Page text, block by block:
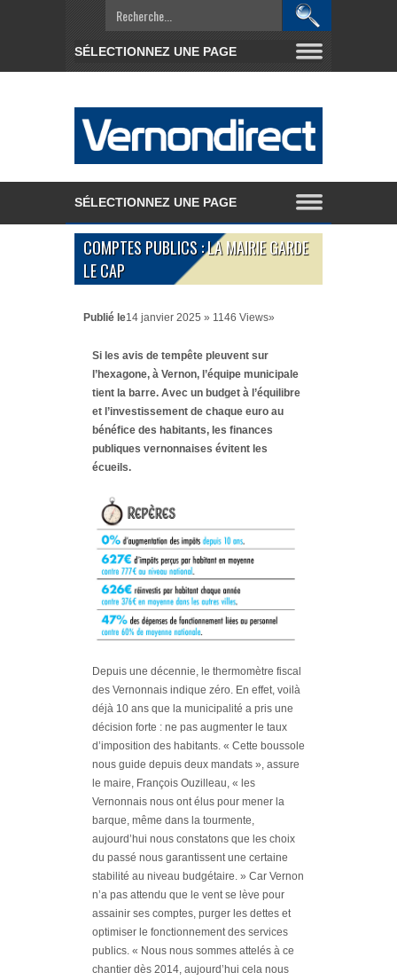
COMPTES PUBLICS : LA MAIRIE GARDE
LE CAP
Publié le14 janvier 2025 » 1146 Views»
Si les avis de tempête pleuvent sur
l’hexagone, à Vernon, l’équipe municipale
tient la barre. Avec un budget à l’équilibre
et l’investissement de chaque euro au
bénéfice des habitants, les finances
publiques vernonnaises évitent les
écueils.
Depuis une décennie, le thermomètre fiscal
des Vernonnais indique zéro. En effet, voilà
déjà 10 ans que la municipalité a pris une
décision forte : ne pas augmenter le taux
d’imposition des habitants. « Cette boussole
nous guide depuis deux mandats » , assure
le maire, François Ouzilleau, « les
Vernonnais nous ont élus pour mener la
barque, même dans la tourmente,
aujourd’hui nous constatons que les choix
du passé nous garantissent une certaine
stabilité au niveau budgétaire. » Car Vernon
n’a pas attendu que le vent se lève pour
assainir ses comptes, purger les dettes et
optimiser le fonctionnement des services
publics. « Nous nous sommes attelés à ce
chantier dès 2014, aujourd’hui cela nous